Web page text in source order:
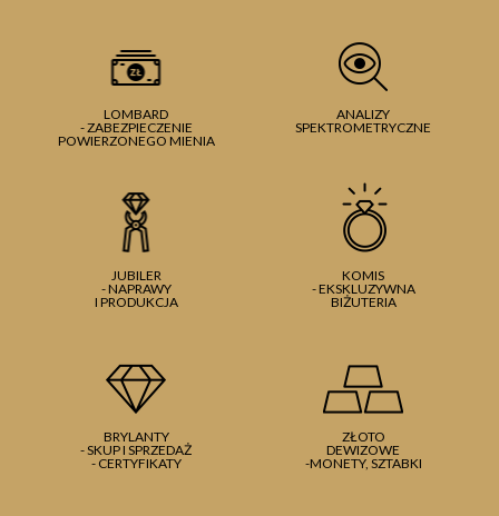
LOMBARD
- ZABEZPIECZENIE
POWIERZONEGO MIENIA
ANALIZY
SPEKTROMETRYCZNE
JUBILER
- NAPRAWY
I PRODUKCJA
KOMIS
- EKSKLUZYWNA
BIŻUTERIA
BRYLANTY
- SKUP I SPRZEDAŻ
- CERTYFIKATY
ZŁOTO
DEWIZOWE
-MONETY, SZTABKI